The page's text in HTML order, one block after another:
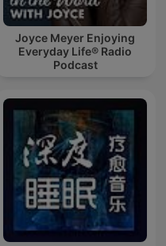
Joyce Meyer Enjoying
Everyday Life® Radio
Podcast